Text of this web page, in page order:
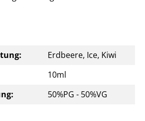
Erdbeere, Ice, Kiwi
10ml
50%PG - 50%VG